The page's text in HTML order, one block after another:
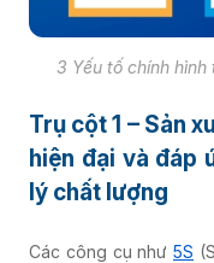
3 Yếu tố chính
Trụ cột 1 – Sản
hiện đại và đáp
lý chất lượng
Các công cụ như 5S